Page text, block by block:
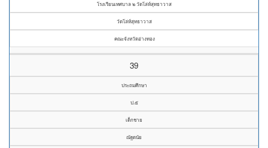
โรงเรียนเทศบาล ๒ วัดโล่ห์สุทธาวาส
วัดโล่ห์สุทธาวาส
คณะจังหวัดอ่างทอง
39
ประถมศึกษา
ป.๕
เด็กชาย
ณัฐดนัย